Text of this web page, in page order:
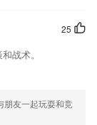
这里的培训课程十
从而间接性地缓解
25
战术。
朋友一起玩耍和竞